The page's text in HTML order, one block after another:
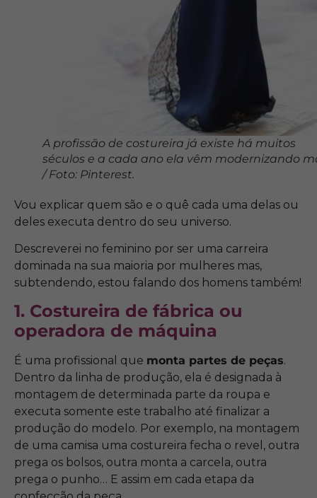
A profissão de costureira já existe há muitos
séculos e a cada ano ela vêm modernizando
/ Foto: Pinterest.
Vou explicar quem são e o quê cada uma delas ou
deles executa dentro do seu universo.
Descreverei no feminino por ser uma carreira
dominada na sua maioria por mulheres mas,
subtendendo, estou falando dos homens também!
1. Costureira de fábrica ou
operadora de máquina
É uma profissional que monta partes de peças.
Dentro da linha de produção, ela é designada à
montagem de determinada parte da roupa e
executa somente este trabalho até finalizar a
produção do modelo. Por exemplo, na montagem
de uma camisa uma costureira fecha o revel, outra
prega os bolsos, outra monta a carcela, outra
prega o punho… E assim em cada etapa da